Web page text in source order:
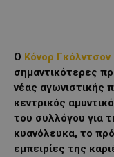
Ο Κόνορ Γκόλντσον
σημαντικότερες
νέας αγωνιστικής
κεντρικός
του συλλόγου για
κυανόλευκα, το
εμπειρίες της